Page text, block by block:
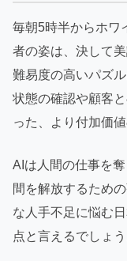
毎朝5時半からホワ
者の姿は、決して
難易度の高いパズ
状態の確認や顧客
った、より付加価
AIは人間の仕事を
間を解放するため
な人手不足に悩む
点と言えるでしょう